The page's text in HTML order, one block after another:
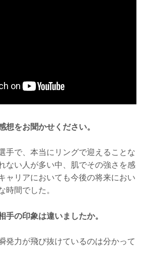
をお聞かせください。
手で、本当にリングで迎えることな
ない人が多い中、肌でその強さを感
ャリアにおいても今後の将来におい
時間でした。
の印象は違いましたか。
発力が飛び抜けているのは分かって